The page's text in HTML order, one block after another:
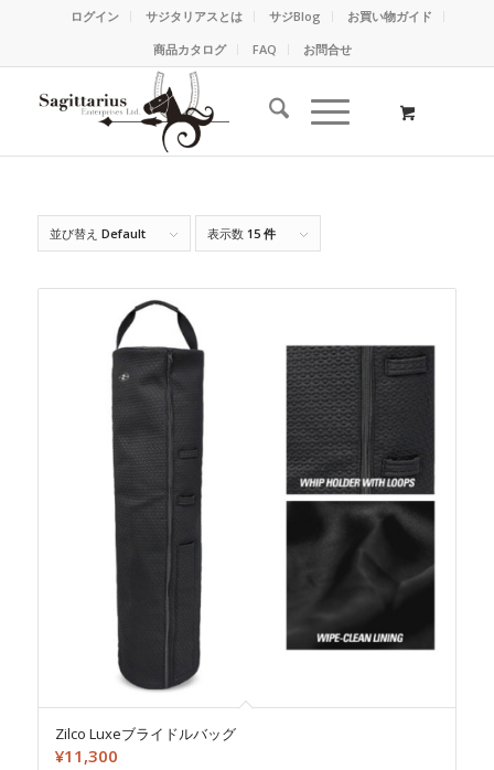
ログイン サジタリアスとは サジBlog
お買い物ガイド
商品カタログ
FAQ お問合せ
並び替え Default 表示数 15 件
Zilco Luxeブライドルバッグ
¥11,300